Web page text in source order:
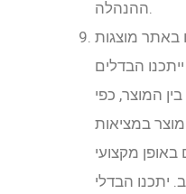
באתר מוצגות
הבדלים
בין המוצר, כפי
באופן מקצועי
יתכנו הבדלי